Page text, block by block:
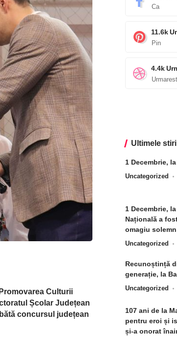
Culturii
Școlar Județean
concursul județean
Ca
11.6k
Pin
4.4k
Ultimele stiri
1 Decembrie,
Uncategorized
1 Decembrie,
Națională a
omagiu
Uncategorized
Recunoștință
generație, la
Uncategorized
107 ani de la
pentru eroi și
și-a onorat